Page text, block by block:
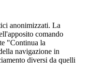
anonimizzati. La
comando
"Continua la
navigazione in
diversi da quelli